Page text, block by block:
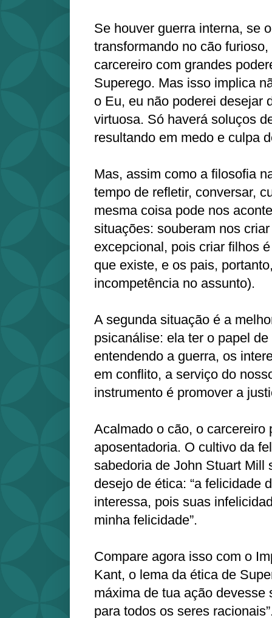
Se houver guerra interna, se
transformando no cão
carcereiro com grandes
Superego. Mas isso implica
o Eu, eu não poderei desejar
virtuosa. Só haverá soluços
resultando em medo e culpa
Mas, assim como a filosofia
tempo de refletir, conversar,
mesma coisa pode nos
situações: souberam nos
excepcional, pois criar filhos
que existe, e os pais,
incompetência no assunto).
A segunda situação é a
psicanálise: ela ter o papel
entendendo a guerra, os
em conflito, a serviço do
instrumento é promover a
Acalmado o cão, o carcereiro
aposentadoria. O cultivo da
sabedoria de John Stuart Mill
desejo de ética: “a felicidade
interessa, pois suas
minha felicidade”.
Compare agora isso com o
Kant, o lema da ética de
máxima de tua ação devesse
para todos os seres